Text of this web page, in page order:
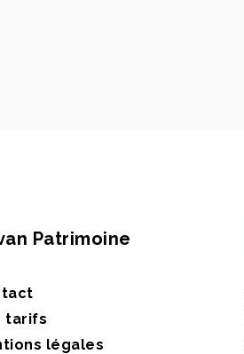
Patrimoine
tarifs
légales